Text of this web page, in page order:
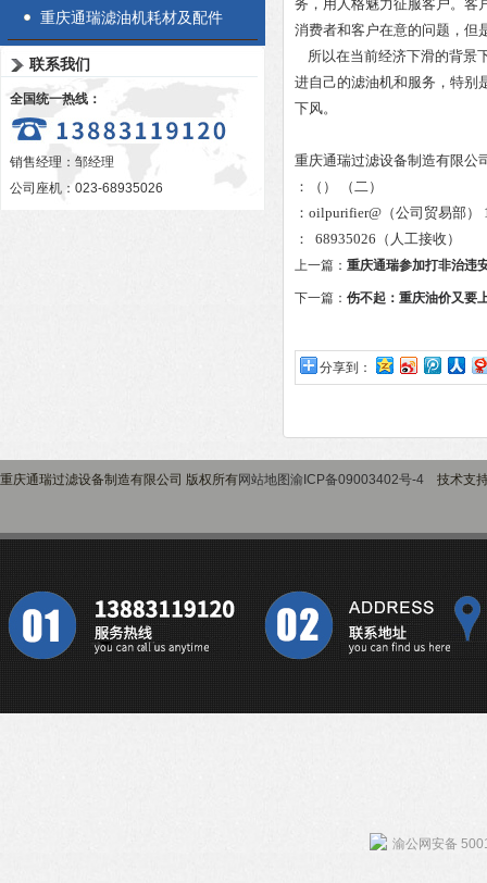
重庆通瑞滤油机耗材及配件
联系我们
全国统一热线：
销售经理：邹经理
公司座机：023-68935026
务，用人格魅力征服客户。客
消费者和客户在意的问题，但
所以在当前经济下滑的背景
进自己的滤油机和服务，特别
下风。
重庆通瑞过滤设备制造有限公
：（） （二）
：oilpurifier@（公司贸易部）
： 68935026（人工接收）
上一篇： 重庆通瑞参加打非治违
下一篇： 伤不起：重庆油价又要
分享到：
重庆通瑞过滤设备制造有限公司 版权所有网站地图渝ICP备09003402号-4 技术支
渝公网安备